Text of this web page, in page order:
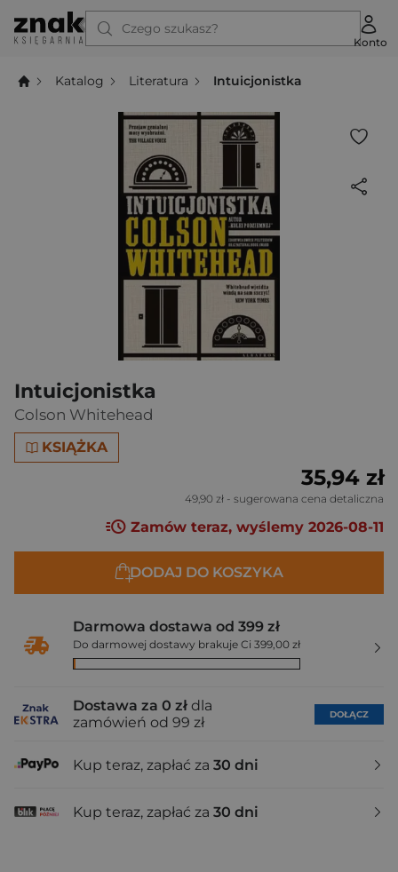
Czego szukasz?
Konto
Katalog Literatura Intuicjonistka
Intuicjonistka
Colson Whitehead
KSIĄŻKA
35,94 zł
49,90 zł - sugerowana cena detaliczna
Zamów teraz, wyślemy 2026-08-11
DODAJ DO KOSZYKA
Darmowa dostawa od 399 zł
Do darmowej dostawy brakuje Ci 399,00 zł
Dostawa za 0 zł dla
zamówień od 99 zł
DOŁĄCZ
Kup teraz, zapłać za 30 dni
Kup teraz, zapłać za 30 dni